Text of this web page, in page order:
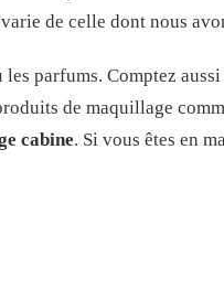
de celle dont nous
parfums. Comptez
de maquillage
cabine. Si vous êtes en